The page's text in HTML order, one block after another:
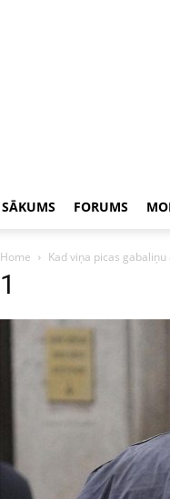
SĀKUMS FORUMS
Home Kad viņa picas
1